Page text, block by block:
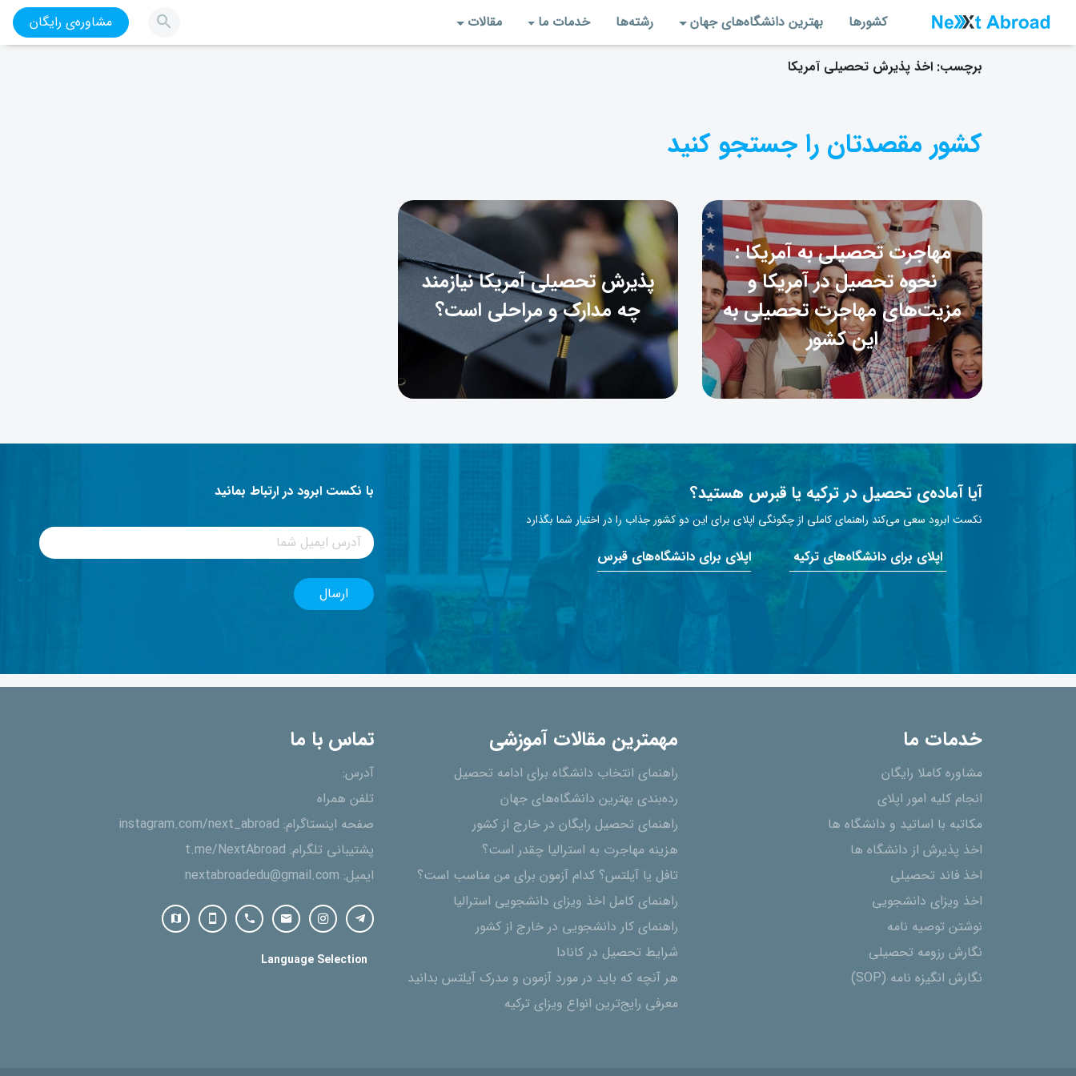
کشورها بهترین دانشگاه‌های جهان رشته‌‌ها خدمات ما مقالات مشاوره‌ی رایگان
برچسب: اخذ پذیرش تحصیلی آمریکا
کشور مقصدتان را جستجو کنید
مهاجرت تحصیلی به آمریکا :
نحوه تحصیل در آمریکا و
مزیت‌های مهاجرت تحصیلی به
این کشور
پذیرش تحصیلی آمریکا نیازمند
چه مدارک و مراحلی است؟
آیا آماده‌ی تحصیل در ترکیه یا قبرس هستید؟
نکست ابرود سعی می‌کند راهنمای کاملی از چگونگی اپلای برای این دو کشور جذاب را در اختیار شما بگذارد
اپلای برای دانشگاه‌های ترکیه اپلای برای دانشگاه‌های قبرس
با نکست ابرود در ارتباط بمانید
خدمات ما
مشاوره کاملا رایگان
انجام کلیه امور اپلای
مکاتبه با اساتید و دانشگاه ها
اخذ پذیرش از دانشگاه ھا
اخذ فاند تحصیلی
اخذ ویزای دانشجویی
نوشتن توصیه نامه
نگارش رزومه تحصیلی
نگارش انگیزه نامه (SOP)
مهمترین مقالات آموزشی
راهنمای انتخاب دانشگاه برای ادامه تحصیل
رده‌بندی بهترین دانشگاه‌های جهان
راهنمای تحصیل رایگان در خارج از کشور
هزینه مهاجرت به استرالیا چقدر است؟
تافل یا آیلتس؟ کدام آزمون برای من مناسب است؟
راهنمای کامل اخذ ویزای دانشجویی استرالیا
راهنمای کار دانشجویی در خارج از کشور
شرایط تحصیل در کانادا
هر آنچه که باید در مورد آزمون و مدرک آیلتس بدانید
معرفی رایج‌ترین انواع ویزای ترکیه
تماس با ما
آدرس:
تلفن همراه
صفحه اینستاگرام: instagram.com/next_abroad
پشتیبانی تلگرام: t.me/NextAbroad
ایمیل: nextabroadedu@gmail.com
Language Selection